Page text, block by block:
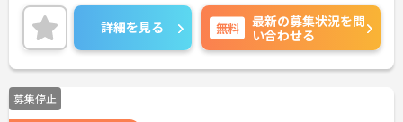
詳細を見る 無料
最新の募集状況を問
い合わせる
募集停止